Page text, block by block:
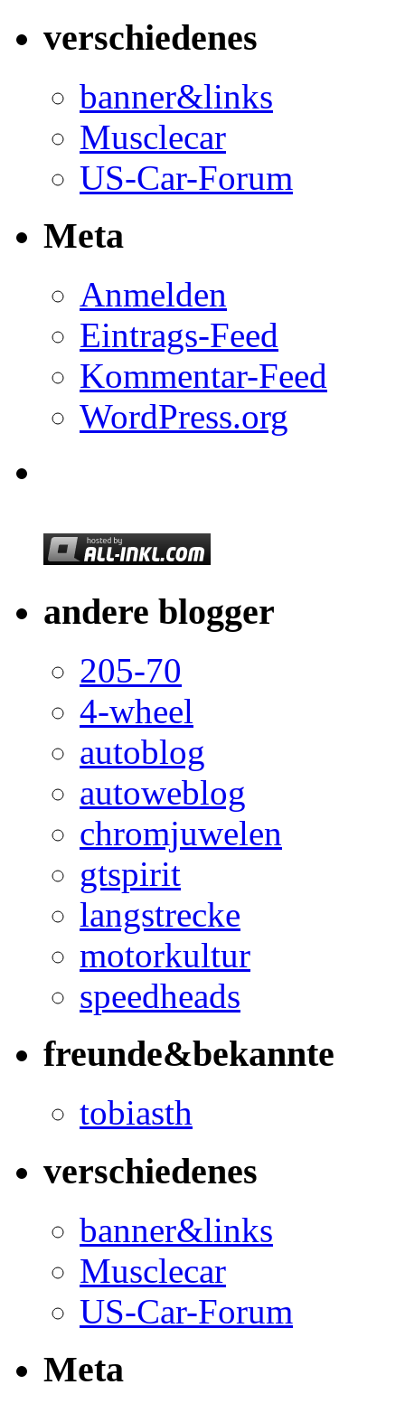
verschiedenes
banner&links
Musclecar
US-Car-Forum
Meta
Anmelden
Eintrags-Feed
Kommentar-Feed
WordPress.org
andere blogger
205-70
4-wheel
autoblog
autoweblog
chromjuwelen
gtspirit
langstrecke
motorkultur
speedheads
freunde&bekannte
tobiasth
verschiedenes
banner&links
Musclecar
US-Car-Forum
Meta